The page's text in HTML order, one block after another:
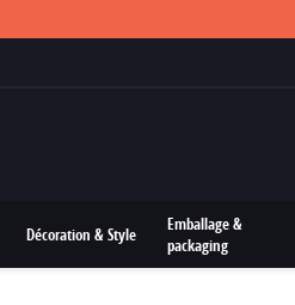
Décoration & Style
Emballage &
packaging